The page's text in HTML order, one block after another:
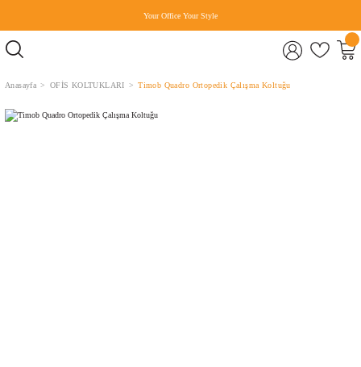
Your Office Your Style
Anasayfa OFİS KOLTUKLARI Timob Quadro Ortopedik Çalışma Koltuğu